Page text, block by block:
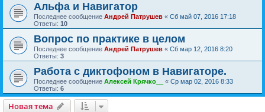
Альфа и Навигатор
Последнее сообщение Андрей Патрушев « Сб май 07, 2016 17:18
Ответы: 10
Вопрос по практике в целом
Последнее сообщение Андрей Патрушев « Сб мар 12, 2016 8:20
Ответы: 3
Работа с диктофоном в Навигаторе.
Последнее сообщение Алексей Крячко__ « Ср мар 02, 2016 8:33
Ответы: 6
Новая тема